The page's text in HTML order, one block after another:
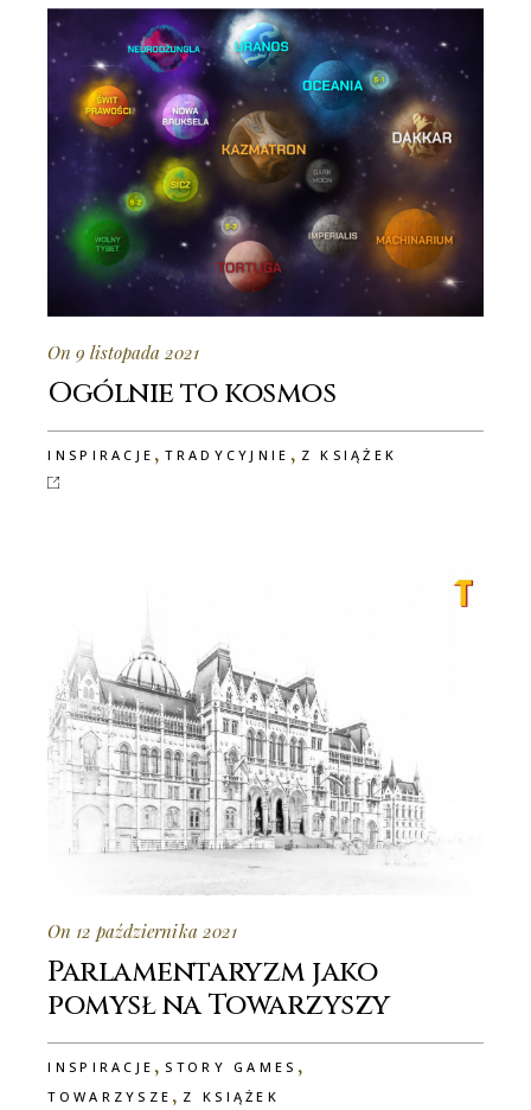
On 9 listopada 2021
Ogólnie to kosmos
INSPIRACJE ,TRADYCYJNIE , Z KSIĄŻEK
On 12 października 2021
Parlamentaryzm jako
pomysł na Towarzyszy
INSPIRACJE , STORY GAMES ,
TOWARZYSZE , Z KSIĄŻEK